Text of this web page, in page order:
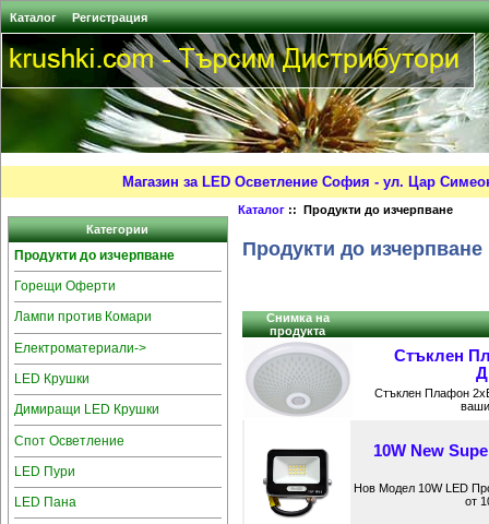
Каталог Регистрация
Магазин за LED Осветление София - ул. Цар
Категории
Продукти до изчерпване
Горещи Оферти
Лампи против Комари
Електроматериали->
LED Крушки
Димиращи LED Крушки
Спот Осветление
LED Пури
LED Пана
Каталог :: Продукти до изчерпване
Продукти до изчерпване
Снимка на
продукта
Стъклен
Стъклен Плафон
10W New
Нов Модел 10W LED
от